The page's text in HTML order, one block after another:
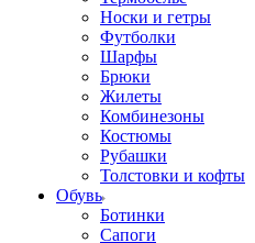
Носки и гетры
Футболки
Шарфы
Брюки
Жилеты
Комбинезоны
Костюмы
Рубашки
Толстовки и кофты
Обувь
Ботинки
Сапоги